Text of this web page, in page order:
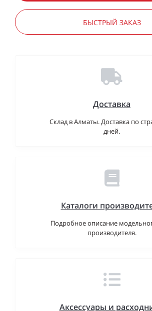
БЫСТРЫЙ ЗАКАЗ
Доставка
Склад в Алматы. Доставка по
дней.
Каталоги
Подробное описание
производителя.
Аксессуары и